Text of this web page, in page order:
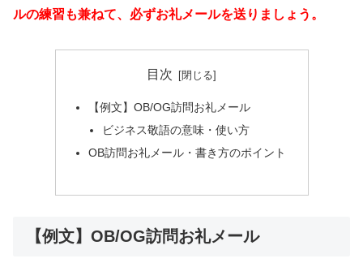
ルの練習も兼ねて、必ずお礼メールを送りましょう。
目次
【例文】OB/OG訪問お礼メール
ビジネス敬語の意味・使い方
OB訪問お礼メール・書き方のポイント
【例文】OB/OG訪問お礼メール